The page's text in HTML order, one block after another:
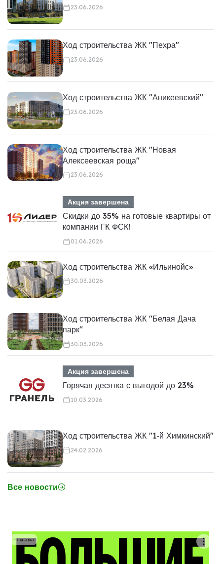
23.06.2026
Ход строительства ЖК "Пехра"
23.06.2026
Ход строительства ЖК "Аникеевский"
23.06.2026
Ход строительства ЖК "Новая
Алексеевская роща"
23.06.2026
Акция завершена
Скидки до 35% на готовые квартиры от
компании ГК ФСК!
01.06.2026
Ход строительства ЖК «Ильинойс»
30.03.2026
Ход строительства ЖК "Белая Дача
парк"
30.03.2026
Акция завершена
Горячая десятка с выгодой до 23%
10.03.2026
Ход строительства ЖК "1‑й Химкинский"
24.02.2026
Все новости
Реклама